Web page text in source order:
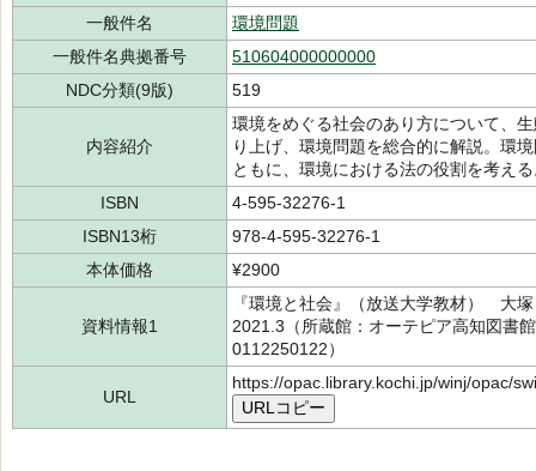
一般件名
環境問題
一般件名典拠番号
510604000000000
NDC分類(9版)
519
内容紹介
環境をめぐる社会のあり方について、
り上げ、環境問題を総合的に解説。環
ともに、環境における法の役割を考え
ISBN
4-595-32276-1
ISBN13桁
978-4-595-32276-1
本体価格
¥2900
資料情報1
『環境と社会』（放送大学教材）
2021.3（所蔵館：オーテピア高知図
0112250122）
URL
https://opac.library.kochi.jp/winj/opac/
URLコピー